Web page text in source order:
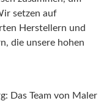
setzen auf
Herstellern und
die unsere hohen